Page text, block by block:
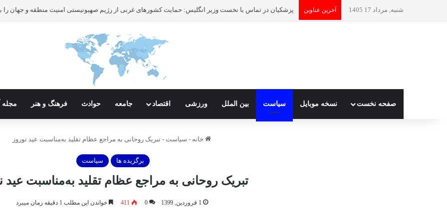
شنبه, مرداد 17 1405 آخرین عناوین
صفحه نخست نسخه موبایل سیاست بین الملل ورزشی اقتصاد جامعه حوادث فرهنگ و هنر مجله
خانه - سیاست - تبریک روحانی به مراجع عظام تقلید به‌مناسبت عید نوروز
برگزیده ها سیاست
تبریک روحانی به مراجع عظام تقلید به‌مناسبت عید
1 فروردین, 1399 0
411 خواندن این مطلب 1 دقیقه زمان میبرد